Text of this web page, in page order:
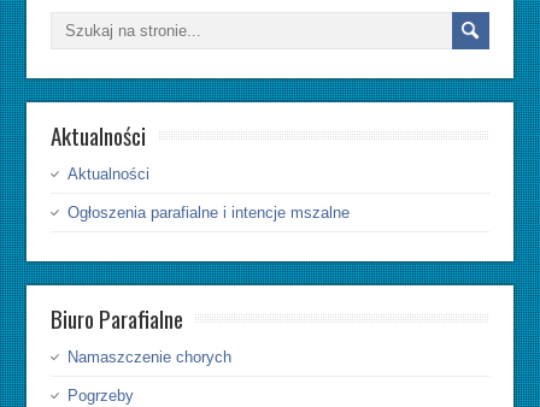
Aktualności
Aktualności
Ogłoszenia parafialne i intencje mszalne
Biuro Parafialne
Namaszczenie chorych
Pogrzeby